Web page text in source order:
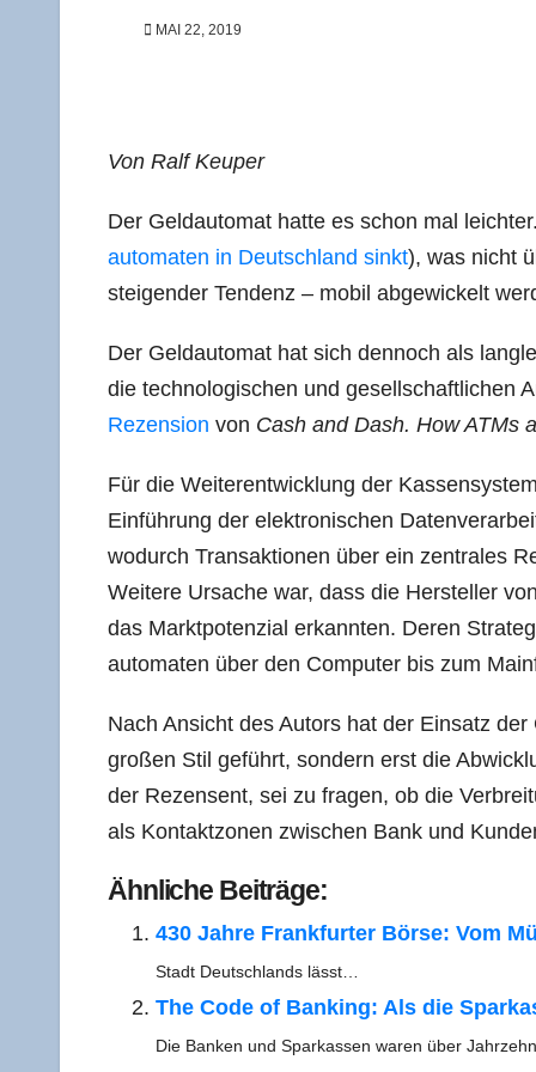
MAI 22, 2019
Von Ralf Keuper
Der Geld­au­to­mat hat­te es schon mal
au­to­ma­ten in Deutsch­land sinkt), was nicht
stei­gen­der Ten­denz – mobil abge­wi­ckelt
Der Geld­au­to­mat hat sich den­noch als
die tech­no­lo­gi­schen und gesell­schaft­li­chen
Rezen­si­on von Cash and Dash. How ATMs
Für die Wei­ter­ent­wick­lung der
Ein­füh­rung der elek­tro­ni­schen
wodurch Trans­ak­tio­nen über ein zen­tra­les
Wei­te­re Ursa­che war, dass die Her­stel­ler
das Markt­po­ten­zi­al erkann­ten. Deren
au­to­ma­ten über den Com­pu­ter bis zum
Nach Ansicht des Autors hat der Ein­satz
gro­ßen Stil geführt, son­dern erst die
der Rezen­sent, sei zu fra­gen, ob die
als Kon­takt­zo­nen zwi­schen Bank und
Ähn­li­che Beiträge:
430 Jah­re Frank­fur­ter Bör­se: Vom
Stadt Deutsch­lands lässt…
The Code of Ban­king: Als die
Die Ban­ken und Spar­kas­sen waren über